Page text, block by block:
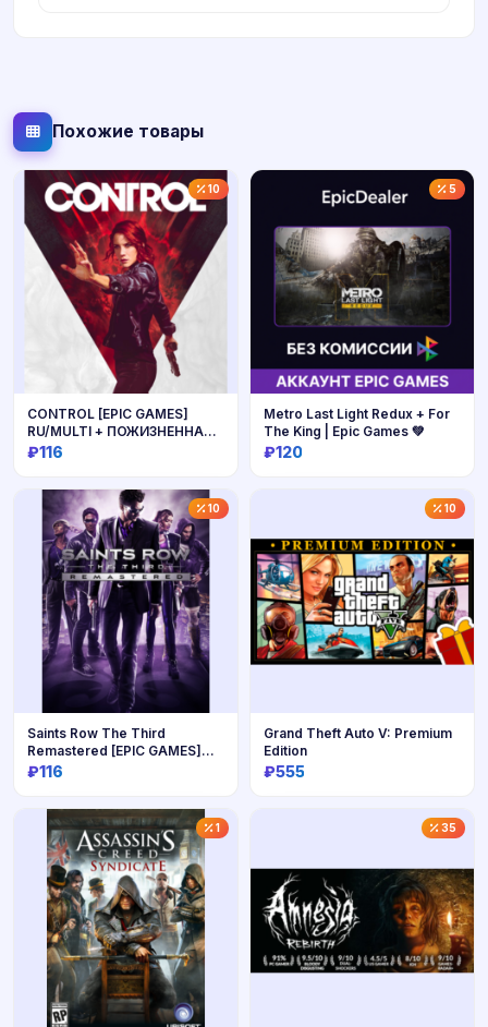
Похожие товары
10
Купить
CONTROL [EPIC GAMES]
RU/MULTI + ПОЖИЗНЕННАЯ
ГАРАНТИЯ
₽116
5
Metro Last Light Redux + For
The King | Epic Games 💚
₽120
10
Купить
Saints Row The Third
Remastered [EPIC GAMES]
RU/MULTI
₽116
10
Grand Theft Auto V: Premium
Edition
₽555
1 35